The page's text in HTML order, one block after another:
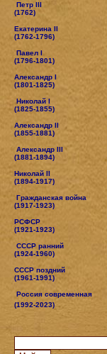
Петр III
(1762)
Екатерина II
(1762-1796)
Павел I
(1796-1801)
Александр I
(1801-1825)
Николай I
(1825-1855)
Александр II
(1855-1881)
Александр III
(1881-1894)
Николай II
(1894-1917)
Гражданская война
(1917-1923)
РСФСР
(1921-1923)
СССР ранний
(1924-1960)
СССР поздний
(1961-1991)
Россия современная
(1992-2023)